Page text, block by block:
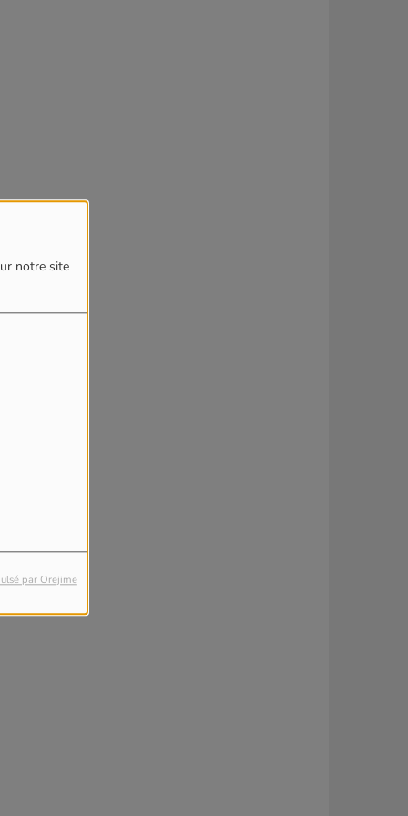
notre site
par Orejime